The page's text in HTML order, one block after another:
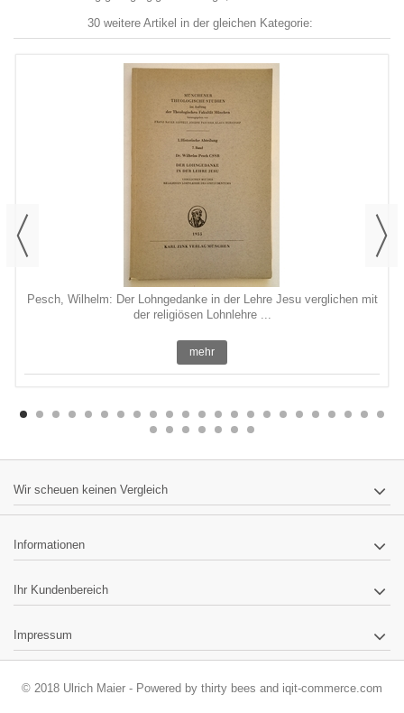
30 weitere Artikel in der gleichen Kategorie:
Pesch, Wilhelm: Der Lohngedanke in der Lehre Jesu verglichen mit
der religiösen Lohnlehre ...
mehr
Wir scheuen keinen Vergleich
Informationen
Ihr Kundenbereich
Impressum
© 2018 Ulrich Maier - Powered by thirty bees and iqit-commerce.com